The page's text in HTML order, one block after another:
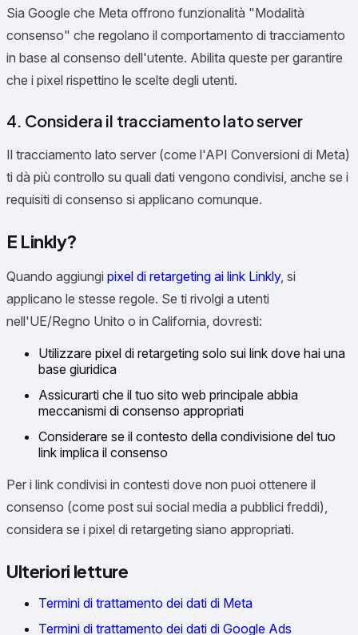
Sia Google che Meta offrono funzionalità "Modalità
consenso" che regolano il comportamento di tracciamento
in base al consenso dell'utente. Abilita queste per garantire
che i pixel rispettino le scelte degli utenti.
4. Considera il tracciamento lato server
Il tracciamento lato server (come l'API Conversioni di Meta)
ti dà più controllo su quali dati vengono condivisi, anche se i
requisiti di consenso si applicano comunque.
E Linkly?
Quando aggiungi pixel di retargeting ai link Linkly, si
applicano le stesse regole. Se ti rivolgi a utenti
nell'UE/Regno Unito o in California, dovresti:
Utilizzare pixel di retargeting solo sui link dove hai una
base giuridica
Assicurarti che il tuo sito web principale abbia
meccanismi di consenso appropriati
Considerare se il contesto della condivisione del tuo
link implica il consenso
Per i link condivisi in contesti dove non puoi ottenere il
consenso (come post sui social media a pubblici freddi),
considera se i pixel di retargeting siano appropriati.
Ulteriori letture
Termini di trattamento dei dati di Meta
Termini di trattamento dei dati di Google Ads